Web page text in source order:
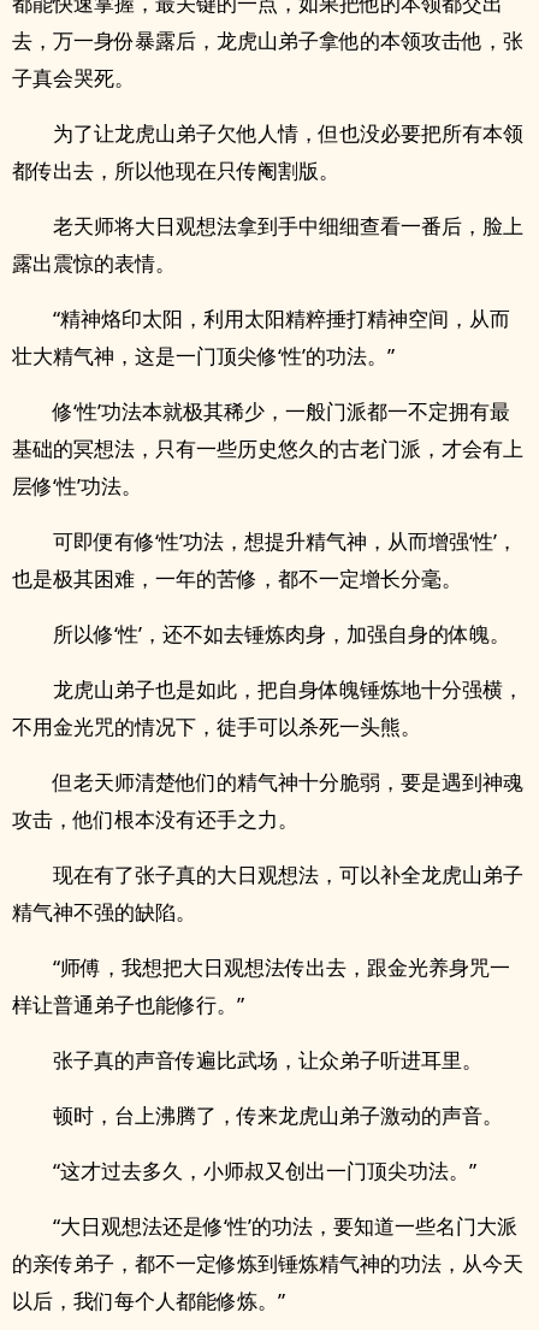
去，万一身份暴露后，龙虎山弟子拿他的本领攻击他，张
子真会哭死。
为了让龙虎山弟子欠他人情，但也没必要把所有本领
都传出去，所以他现在只传阉割版。
老天师将大日观想法拿到手中细细查看一番后，脸上
露出震惊的表情。
“精神烙印太阳，利用太‎阳​‍‌精­‍‌粹捶打精神空间，从而
壮大精气神，这是一门顶尖修‘性’的功法。”
修‘性’功法本就极其稀少，一般门派都一不定拥有最
基础的冥想法，只有一些历史悠久的古老门派，才会有上
层修‘性’功法。
可即便有修‘性’功法，想提升精气神，从而增强‘性’，
也是极其困难，一年的苦修，都不一定增长分毫。
所以修‘性’，还不如去锤炼肉身，加强自身的体魄。
龙虎山弟子也是如此，把自身体魄锤炼地十分强横，
不用金光咒的情况下，徒手可以杀死一头熊。
但老天师清楚他们的精气神十分脆弱，要是遇到神魂
攻击，他们根本没有还手之力。
现在有了张子真的大日观想法，可以补全龙虎山弟子
精气神不强的缺陷。
“师傅，我想把大日观想法传出去，跟金光养身咒一
样让普通弟子也能修行。”
张子真的声音传遍比武场，让众弟子听进耳里。
顿时，台上沸腾了，传来龙虎山弟子激动的声音。
“这才过去多久，小师叔又创出一门顶尖功法。”
“大日观想法还是修‘性’的功法，要知道一些名门大派
的亲传弟子，都不一定修炼到锤炼精气神的功法，从今天
以后，我们每个人都能修炼。”